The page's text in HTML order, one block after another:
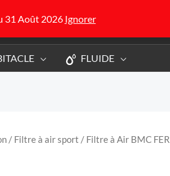
31 Août 2026 Ignorer
Recherche
de
FLUIDE
/ Filtre à air sport / Filtre à Air BMC